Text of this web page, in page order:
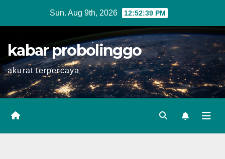
Sun. Aug 9th, 2026 12:52:40 PM
kabar probolinggo
akurat terpercaya